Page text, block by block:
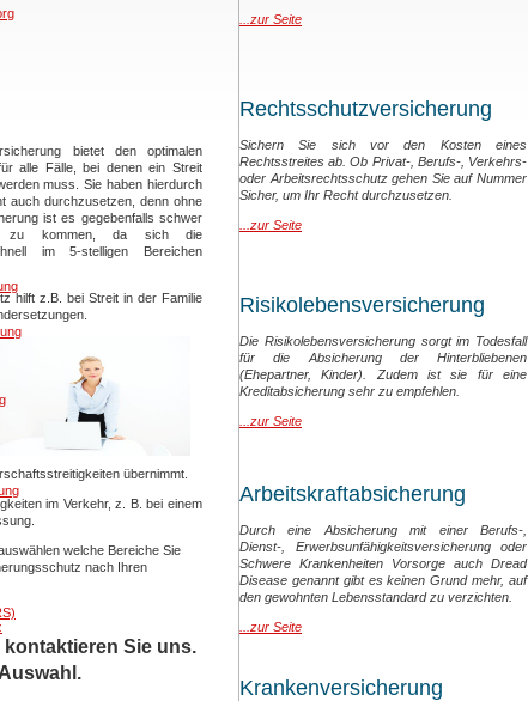
bietet den optimalen
alle Fälle, bei denen ein Streit
muss. Sie haben hierdurch
auch durchzusetzen, denn ohne
ist es gegebenfalls schwer
zu kommen, da sich die
im 5-stelligen Bereichen
hilft z.B. bei Streit in der Familie
übernimmt.
im Verkehr, z. B. bei einem
welche Bereiche Sie
nach Ihren
Sie uns.
...zur Seite
Rechtsschutzversicherung
Sichern Sie sich vor den Kosten eines
Rechtsstreites ab. Ob Privat-, Berufs-, Verkehrs-
oder Arbeitsrechtsschutz gehen Sie auf Nummer
Sicher, um Ihr Recht durchzusetzen.
...zur Seite
Risikolebensversicherung
Die Risikolebensversicherung sorgt im Todesfall
für die Absicherung der Hinterbliebenen
(Ehepartner, Kinder). Zudem ist sie für eine
Kreditabsicherung sehr zu empfehlen.
...zur Seite
Arbeitskraftabsicherung
Durch eine Absicherung mit einer Berufs-,
Dienst-, Erwerbsunfähigkeitsversicherung oder
Schwere Krankenheiten Vorsorge auch Dread
Disease genannt gibt es keinen Grund mehr, auf
den gewohnten Lebensstandard zu verzichten.
...zur Seite
Krankenversicherung